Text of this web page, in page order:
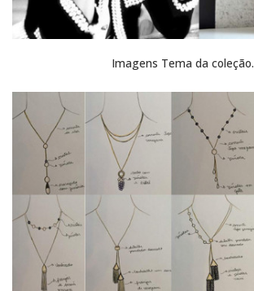
Imagens Tema da coleção.